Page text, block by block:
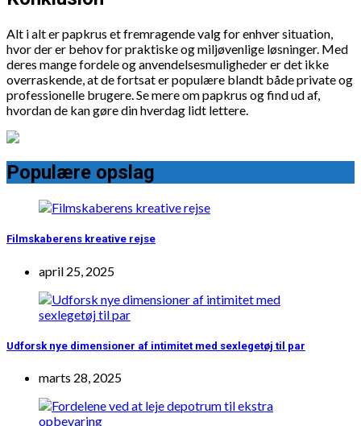
Alt i alt er papkrus et fremragende valg for enhver situation,
hvor der er behov for praktiske og miljøvenlige løsninger. Med
deres mange fordele og anvendelsesmuligheder er det ikke
overraskende, at de fortsat er populære blandt både private og
professionelle brugere. Se mere om papkrus og find ud af,
hvordan de kan gøre din hverdag lidt lettere.
Populære opslag
Filmskaberens kreative rejse
april 25, 2025
Udforsk nye dimensioner af intimitet med sexlegetøj til par
marts 28, 2025